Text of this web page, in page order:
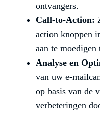
ontvangers.
Call-to-Action:
action knoppen
aan te
Analyse en
van uw e-
op basis van de
verbeteringen